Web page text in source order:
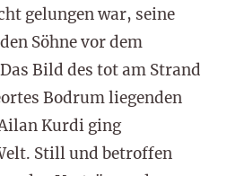
gelungen war, seine
Söhne vor dem
Bild des tot am Strand
Bodrum liegenden
Kurdi ging
Still und betroffen